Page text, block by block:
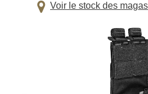
Voir le stock des